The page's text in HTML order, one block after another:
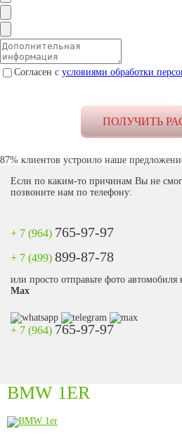
Согласен с условиями обработки
87% клиентов устроило наше
Если по каким-то причинам Вы не
позвоните нам по телефону:
+ 7 (964) 765-97-97
+ 7 (499) 899-87-78
или просто отправьте фото автомобиля
Max
+ 7 (964) 765-97-97
BMW 1ER